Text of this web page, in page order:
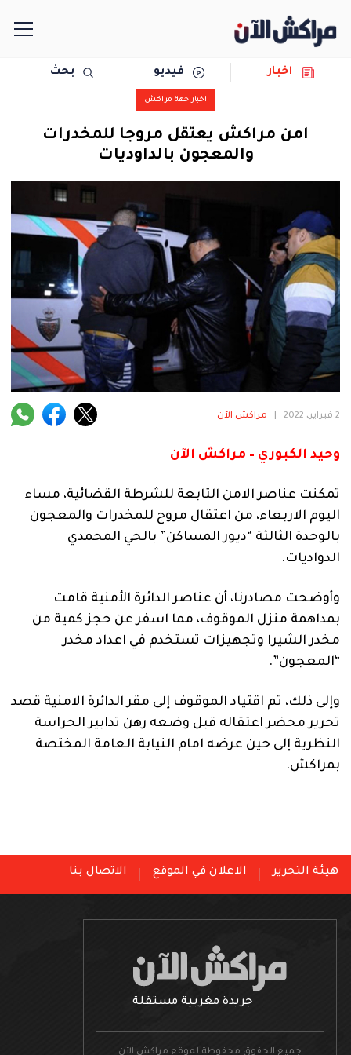
حوادث
دولية
المرأة
فنية
منوعة
اخبار فيديو بحث
اخبار جهة مراكش
امن مراكش يعتقل مروجا للمخدرات
والمعجون بالداوديات
2 فبراير، 2022 مراكش الآن
وحيد الكبوري – مراكش الآن
تمكنت عناصر الامن التابعة للشرطة القضائية، مساء
اليوم الاربعاء، من اعتقال مروج للمخدرات والمعجون
بالوحدة الثالثة “ديور المساكن” بالحي المحمدي
الدواديات.
وأوضحت مصادرنا، أن عناصر الدائرة الأمنية قامت
بمداهمة منزل الموقوف، مما اسفر عن حجز كمية من
مخدر الشيرا وتجهيزات تستخدم في اعداد مخدر
“المعجون”.
وإلى ذلك، تم اقتياد الموقوف إلى مقر الدائرة الامنية قصد
تحرير محضر اعتقاله قبل وضعه رهن تدابير الحراسة
النظرية إلى حين عرضه امام النيابة العامة المختصة
بمراكش.
هيئة التحرير الاعلان في الموقع الاتصال بنا
جريدة مغربية مستقلة
جميع الحقوق محفوظة لموقع مراكش الآن